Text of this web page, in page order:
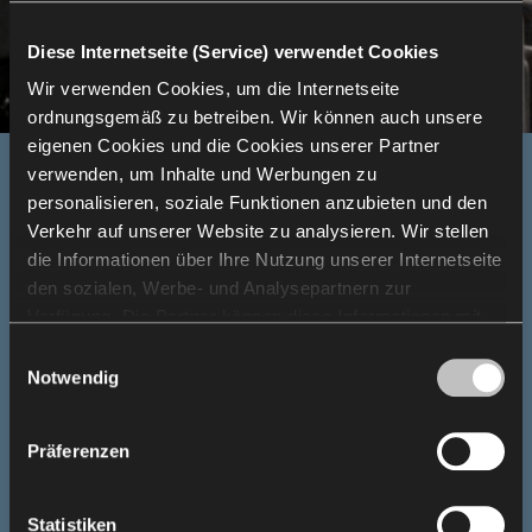
Diese Internetseite (Service) verwendet Cookies
Wir verwenden Cookies, um die Internetseite
ordnungsgemäß zu betreiben. Wir können auch unsere
eigenen Cookies und die Cookies unserer Partner
verwenden, um Inhalte und Werbungen zu
personalisieren, soziale Funktionen anzubieten und den
Verkehr auf unserer Website zu analysieren. Wir stellen
die Informationen über Ihre Nutzung unserer Internetseite
den sozialen, Werbe- und Analysepartnern zur
erhaltenen Daten kombinieren. Die Verwendung von
Statistik-, Marketing- und Benutzerpräferenzen-Cookies
erfordert Ihre Zustimmung, welche Sie durch das Klicken
auf „Alle zulassen“ erteilen können. Wenn Sie Ihre
„Auswahl zulassen“. Sie können Ihre
Notwendig
Präferenzen
Statistiken
Vom Raum geformtes Konzept
Studio Bühne
Im kleineren Studio-Raum entstand eine mobile
Tribüne mit 80 Sitzen des Unit, die auf einer
teleskopischen Konstruktion montiert sind. Dieses
System ermöglicht eine flexible Raumgestaltung – je
Veranstaltungssaals zwei teleskopische Tribünen